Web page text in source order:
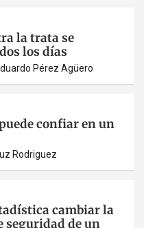
la trata se
los días
Pérez Agüero
confiar en un
Rodriguez
cambiar la
seguridad de un